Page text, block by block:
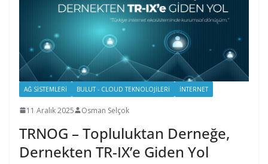
AĞ SISTEMLERI BULUT - CLOUD TEKNOLOJILERI İNTERNET
11 Aralık 2025 Osman Selçok
TRNOG – Topluluktan Derneğe,
Dernekten TR-IX’e Giden Yol